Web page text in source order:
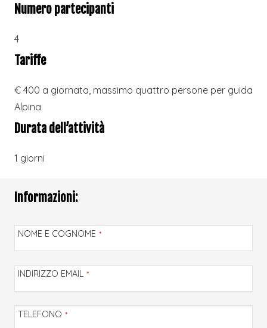
Numero partecipanti
4
Tariffe
€ 400 a giornata, massimo quattro persone per guida
Alpina
Durata dell’attività
1 giorni
Informazioni:
NOME E COGNOME *
INDIRIZZO EMAIL *
TELEFONO *